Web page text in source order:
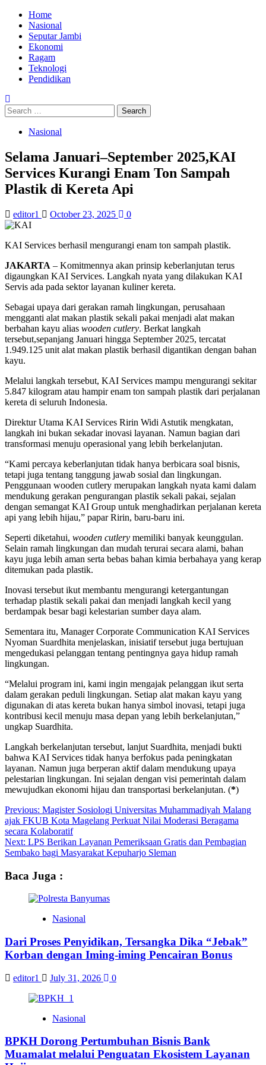
Skip
content
Primary
Menu
Home
Nasional
Seputar Jambi
Ekonomi
Ragam
Teknologi
Pendidikan
Search
for:
Nasional
Selama Januari–September 2025,KAI
Services Kurangi Enam Ton Sampah
Plastik di Kereta Api
editor1 October 23, 2025 0
KAI Services berhasil mengurangi enam ton sampah plastik.
JAKARTA – Komitmennya akan prinsip keberlanjutan terus
digaungkan KAI Services. Langkah nyata yang dilakukan KAI
Servis ada pada sektor layanan kuliner kereta.
Sebagai upaya dari gerakan ramah lingkungan, perusahaan
mengganti alat makan plastik sekali pakai menjadi alat makan
berbahan kayu alias wooden cutlery. Berkat langkah
tersebut,sepanjang Januari hingga September 2025, tercatat
1.949.125 unit alat makan plastik berhasil digantikan dengan bahan
kayu.
Melalui langkah tersebut, KAI Services mampu mengurangi sekitar
5.847 kilogram atau hampir enam ton sampah plastik dari perjalanan
kereta di seluruh Indonesia.
Direktur Utama KAI Services Ririn Widi Astutik mengkatan,
langkah ini bukan sekadar inovasi layanan. Namun bagian dari
transformasi menuju operasional yang lebih berkelanjutan.
“Kami percaya keberlanjutan tidak hanya berbicara soal bisnis,
tetapi juga tentang tanggung jawab sosial dan lingkungan.
Penggunaan wooden cutlery merupakan langkah nyata kami dalam
mendukung gerakan pengurangan plastik sekali pakai, sejalan
dengan semangat KAI Group untuk menghadirkan perjalanan kereta
api yang lebih hijau,” papar Ririn, baru-baru ini.
Seperti diketahui, wooden cutlery memiliki banyak keunggulan.
Selain ramah lingkungan dan mudah terurai secara alami, bahan
kayu juga lebih aman serta bebas bahan kimia berbahaya yang kerap
ditemukan pada plastik.
Inovasi tersebut ikut membantu mengurangi ketergantungan
terhadap plastik sekali pakai dan menjadi langkah kecil yang
berdampak besar bagi kelestarian sumber daya alam.
Sementara itu, Manager Corporate Communication KAI Services
Nyoman Suardhita menjelaskan, inisiatif tersebut juga bertujuan
mengedukasi pelanggan tentang pentingnya gaya hidup ramah
lingkungan.
“Melalui program ini, kami ingin mengajak pelanggan ikut serta
dalam gerakan peduli lingkungan. Setiap alat makan kayu yang
digunakan di atas kereta bukan hanya simbol inovasi, tetapi juga
kontribusi kecil menuju masa depan yang lebih berkelanjutan,”
ungkap Suardhita.
Langkah berkelanjutan tersebut, lanjut Suardhita, menjadi bukti
bahwa KAI Services tidak hanya berfokus pada peningkatan
layanan. Namun juga berperan aktif dalam mendukung upaya
pelestarian lingkungan. Ini sejalan dengan visi pemerintah dalam
mewujudkan ekonomi hijau dan transportasi berkelanjutan. (*)
Post
navigation
Previous: Magister Sosiologi Universitas Muhammadiyah Malang
ajak FKUB Kota Magelang Perkuat Nilai Moderasi Beragama
secara Kolaboratif
Next: LPS Berikan Layanan Pemeriksaan Gratis dan Pembagian
Sembako bagi Masyarakat Kepuharjo Sleman
Baca Juga :
Nasional
Dari Proses Penyidikan, Tersangka Dika “Jebak”
Korban dengan Iming-iming Pencairan Bonus
editor1 July 31, 2026 0
Nasional
BPKH Dorong Pertumbuhan Bisnis Bank
Muamalat melalui Penguatan Ekosistem Layanan